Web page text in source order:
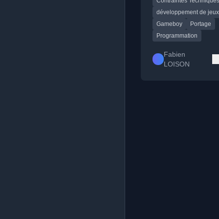
développement de jeux
Gameboy
Portage
Programmation
Fabien
LOISON